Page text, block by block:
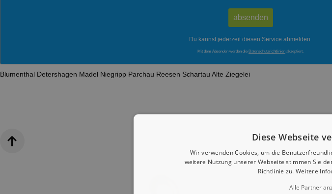
Du kannst jederzeit diesen Service abmelden.
Mit dem Absenden werden die Datenschutzrichtlinien akzeptiert.
Blumenthal Detershagen Madel Niegripp Parchau Reesen Schartau Alte Ziegelei
Diese Webseite
Wir verwenden Cookies, um die
weitere Nutzung unserer Webseite stimmen Sie
Richtlinie zu. Weitere
Alle Partner